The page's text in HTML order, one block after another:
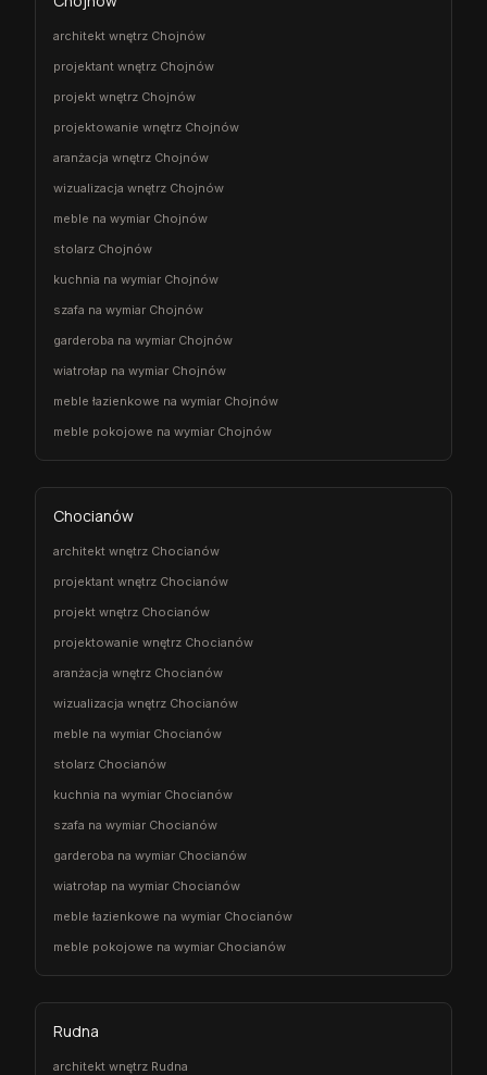
architekt wnętrz Chojnów
projektant wnętrz Chojnów
projekt wnętrz Chojnów
projektowanie wnętrz Chojnów
aranżacja wnętrz Chojnów
wizualizacja wnętrz Chojnów
meble na wymiar Chojnów
stolarz Chojnów
kuchnia na wymiar Chojnów
szafa na wymiar Chojnów
garderoba na wymiar Chojnów
wiatrołap na wymiar Chojnów
meble łazienkowe na wymiar Chojnów
meble pokojowe na wymiar Chojnów
Chocianów
architekt wnętrz Chocianów
projektant wnętrz Chocianów
projekt wnętrz Chocianów
projektowanie wnętrz Chocianów
aranżacja wnętrz Chocianów
wizualizacja wnętrz Chocianów
meble na wymiar Chocianów
stolarz Chocianów
kuchnia na wymiar Chocianów
szafa na wymiar Chocianów
garderoba na wymiar Chocianów
wiatrołap na wymiar Chocianów
meble łazienkowe na wymiar Chocianów
meble pokojowe na wymiar Chocianów
Rudna
architekt wnętrz Rudna